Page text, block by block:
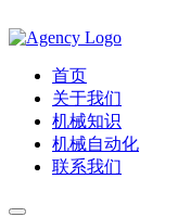
首页
关于我们
机械知识
机械自动化
联系我们